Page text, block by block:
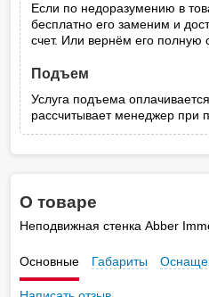
Если по недоразумению в
бесплатно его заменим и
счет. Или вернём его полную
Подъем
Услуга подъема
рассчитывает менеджер при
О товаре
Неподвижная стенка Abber
Основные Габариты